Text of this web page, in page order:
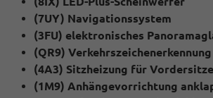
(7UY) Navigationssystem
(3FU) elektronisches
(QR9) Verkehrszeichenerkennung
(4A3) Sitzheizung für Vordersitze
(1M9) Anhängevorrichtung